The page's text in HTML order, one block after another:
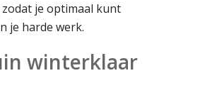
je optimaal kunt
je harde werk.
winterklaar